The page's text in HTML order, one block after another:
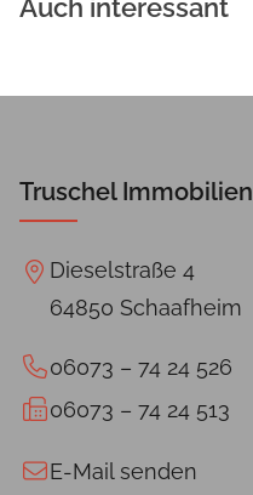
Auch interessant
Truschel Immobilien
Dieselstraße 4
64850 Schaafheim
06073 – 74 24 526
06073 – 74 24 513
E-Mail senden